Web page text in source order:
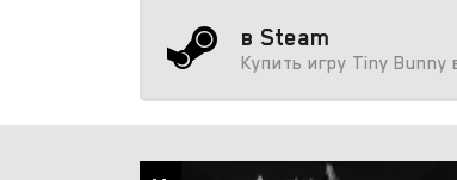
в Steam
Купить игру Tiny Bunny